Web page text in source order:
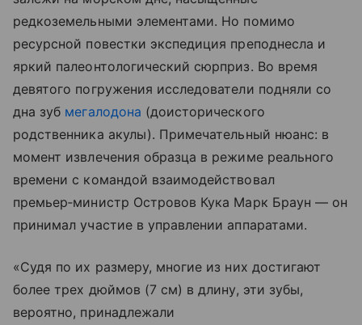
редкоземельными элементами. Но помимо
ресурсной повестки экспедиция преподнесла и
яркий палеонтологический сюрприз. Во время
девятого погружения исследователи подняли со
дна зуб мегалодона (доисторического
родственника акулы). Примечательный нюанс: в
момент извлечения образца в режиме реального
времени с командой взаимодействовал
премьер‑министр Островов Кука Марк Браун — он
принимал участие в управлении аппаратами.
«Судя по их размеру, многие из них достигают
более трех дюймов (7 см) в длину, эти зубы,
вероятно, принадлежали